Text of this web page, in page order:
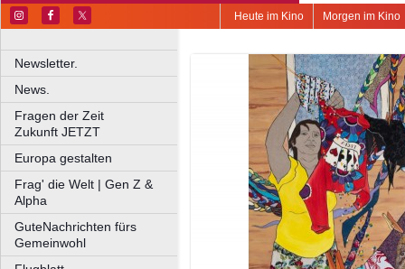
Morgen im Kino
Heute im Kino
Newsletter.
News.
Fragen der Zeit
Zukunft JETZT
Europa gestalten
Frag' die Welt | Gen Z &
Alpha
GuteNachrichten fürs
Gemeinwohl